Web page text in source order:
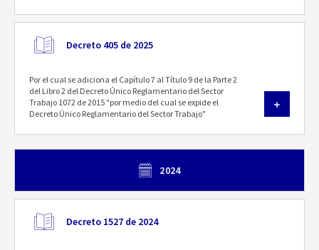
Decreto 405 de 2025
Por el cual se adiciona el Capítulo 7 al Título 9 de la Parte 2
del Libro 2 del Decreto Único Reglamentario del Sector
Trabajo 1072 de 2015 "por medio del cual se expide el
Decreto Único Reglamentario del Sector Trabajo"
2024
Decreto 1527 de 2024